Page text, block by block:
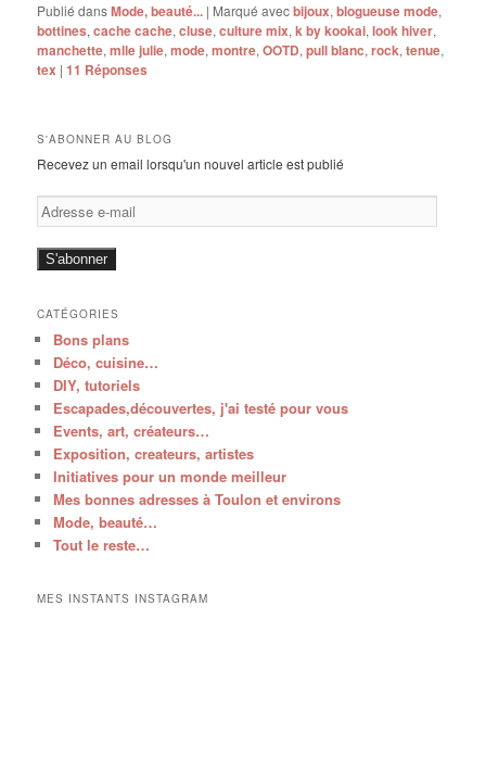
Publié dansMode, beauté... | Marqué avecbijoux,blogueuse mode,
bottines,cache cache,cluse,culture mix,k by kookai,look hiver,
manchette,mlle julie,mode,montre,OOTD,pull blanc,rock,tenue,
tex |11 Réponses
S'ABONNER AU BLOG
Recevez un email lorsqu'un nouvel article est publié
Adresse
e-
mail
S'abonner
CATÉGORIES
Bons plans
Déco, cuisine…
DIY, tutoriels
Escapades,découvertes, j'ai testé pour vous
Events, art, créateurs…
Exposition, createurs, artistes
Initiatives pour un monde meilleur
Mes bonnes adresses à Toulon et environs
Mode, beauté…
Tout le reste…
MES INSTANTS INSTAGRAM